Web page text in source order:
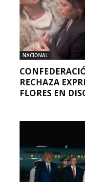
NACIONAL
RECHAZA
FLORES EN